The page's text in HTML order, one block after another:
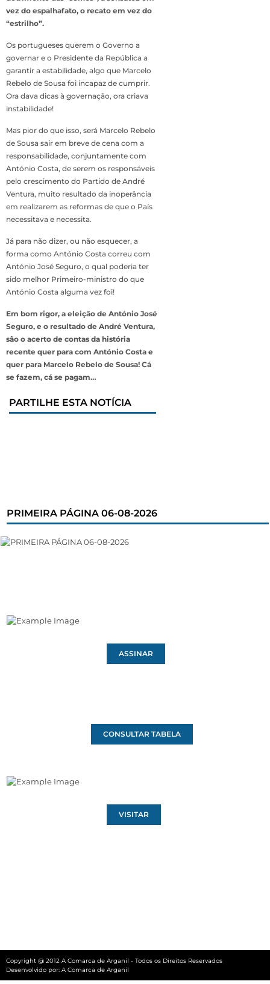
vez do espalhafato, o recato em vez do
“estrilho”.
Os portugueses querem o Governo a
governar e o Presidente da República a
garantir a estabilidade, algo que Marcelo
Rebelo de Sousa foi incapaz de cumprir.
Ora dava dicas à governação, ora criava
instabilidade!
Mas pior do que isso, será Marcelo Rebelo
de Sousa sair em breve de cena com a
responsabilidade, conjuntamente com
António Costa, de serem os responsáveis
pelo crescimento do Partido de André
Ventura, muito resultado da inoperância
em realizarem as reformas de que o País
necessitava e necessita.
Já para não dizer, ou não esquecer, a
forma como António Costa correu com
António José Seguro, o qual poderia ter
sido melhor Primeiro-ministro do que
António Costa alguma vez foi!
Em bom rigor, a eleição de António José
Seguro, e o resultado de André Ventura,
são o acerto de contas da história
recente quer para com António Costa e
quer para Marcelo Rebelo de Sousa! Cá
se fazem, cá se pagam…
PARTILHE ESTA NOTÍCIA
PRIMEIRA PÁGINA 06-08-2026
ASSINAR
CONSULTAR TABELA
VISITAR
Copyright @ 2012 A Comarca de Arganil - Todos os Direitos Reservados
Desenvolvido por: A Comarca de Arganil